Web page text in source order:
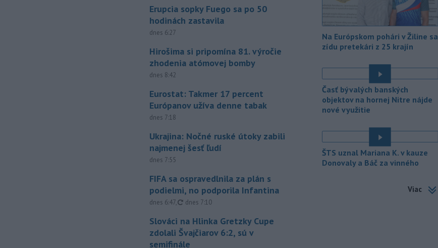
Erupcia sopky Fuego sa po 50
hodinách zastavila
dnes 6:27
Hirošima si pripomína 81. výročie
zhodenia atómovej bomby
dnes 8:42
Eurostat: Takmer 17 percent
Európanov užíva denne tabak
dnes 7:18
Ukrajina: Nočné ruské útoky zabili
najmenej šesť ľudí
dnes 7:55
FIFA sa ospravedlnila za plán s
podielmi, no podporila Infantina
dnes 6:47, aktualizované
dnes 7:10
Slováci na Hlinka Gretzky Cupe
zdolali Švajčiarov 6:2, sú v
semifinále
federálne úrady mu bránia vo
vyšetrovaní sexuálnych trestných činov
odsúdeného sexuálneho delikventa
Jeffreyho Epsteina.
ministerstva životného prostredia
Filip Kuffa tvrdí,
že mu Európska
komisia (EK) dala za pravdu v
súvislosti s vládnou pripomienkou k
zonáciám národných parkov (NP) a
miliónov eur z plánu obnovy.
21:25
Nemecko v stredu začalo
vyšetrovanie po tom, ako sa v noci
blízkosti vzletovej a pristávacej
Na Európskom pohári v Žiline sa
zídu pretekári z 25 krajín
Časť bývalých banských
objektov na hornej Nitre nájde
nové využitie
ŠTS uznal Mariana K. v kauze
Donovaly a Báč za vinného
Viac